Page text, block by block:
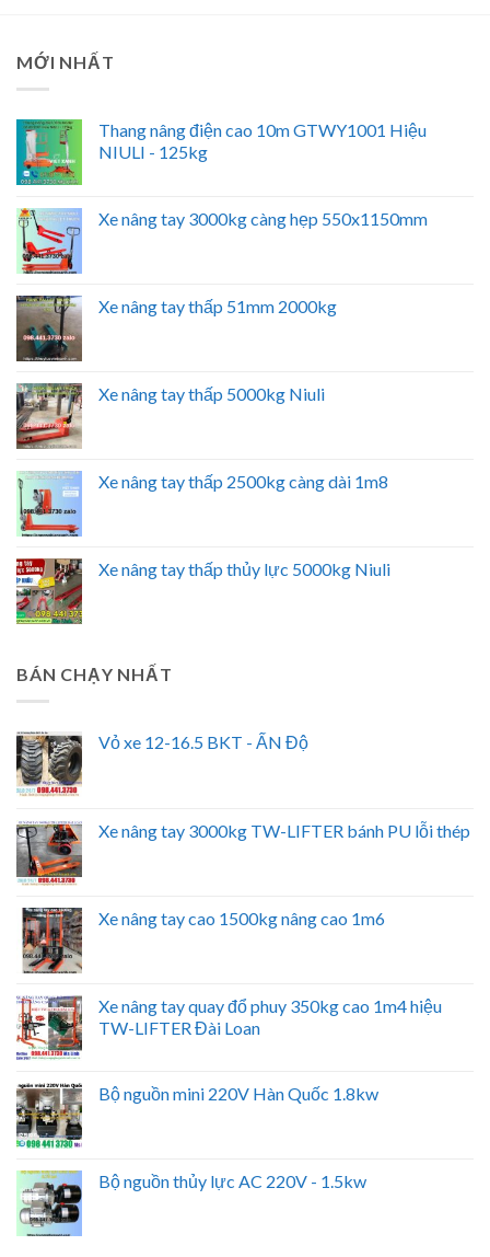
MỚI NHẤT
Thang nâng điện cao 10m GTWY1001 Hiệu
NIULI - 125kg
Xe nâng tay 3000kg càng hẹp 550x1150mm
Xe nâng tay thấp 51mm 2000kg
Xe nâng tay thấp 5000kg Niuli
Xe nâng tay thấp 2500kg càng dài 1m8
Xe nâng tay thấp thủy lực 5000kg Niuli
BÁN CHẠY NHẤT
Vỏ xe 12-16.5 BKT - ẤN Độ
Xe nâng tay 3000kg TW-LIFTER bánh PU lỗi thép
Xe nâng tay cao 1500kg nâng cao 1m6
Xe nâng tay quay đổ phuy 350kg cao 1m4 hiệu
TW-LIFTER Đài Loan
Bộ nguồn mini 220V Hàn Quốc 1.8kw
Bộ nguồn thủy lực AC 220V - 1.5kw